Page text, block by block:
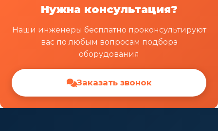
Нужна консультация?
Наши инженеры бесплатно проконсультируют
вас по любым вопросам подбора
оборудования
Заказать звонок